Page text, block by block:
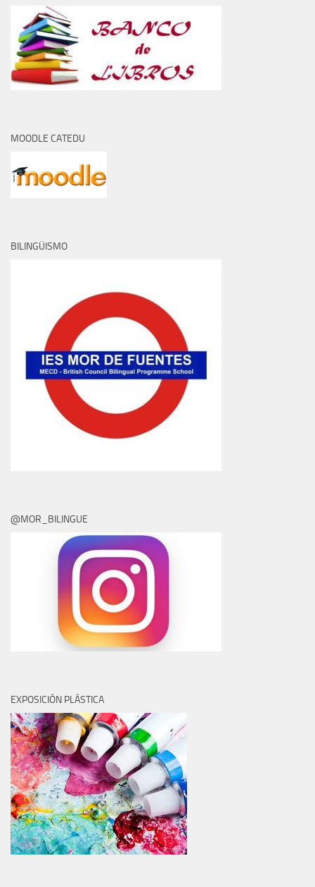
MOODLE CATEDU
BILINGÜISMO
@MOR_BILINGUE
EXPOSICIÓN PLÁSTICA